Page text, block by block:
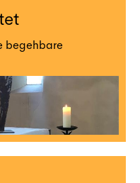
begehbare